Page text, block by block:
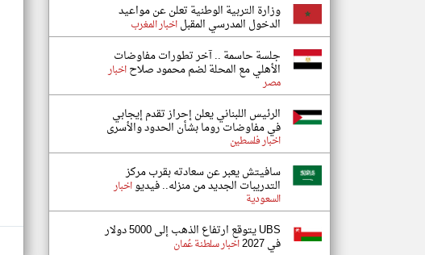
وزارة التربية الوطنية تعلن عن مواعيد
الدخول المدرسي المقبلاخبار المغرب
جلسة حاسمة .. آخر تطورات مفاوضات
الأهلي مع المحلة لضم محمود صلاحاخبار
مصر
الرئيس اللبناني يعلن إحراز تقدم إيجابي
في مفاوضات روما بشأن الحدود والأسرى
اخبار فلسطين
سافيتش يعبر عن سعادته بقرب مركز
التدريبات الجديد من منزله.. فيديواخبار
السعودية
UBS يتوقع ارتفاع الذهب إلى 5000 دولار
في 2027 اخبار سلطنة عُمان